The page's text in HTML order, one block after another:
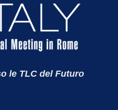
le TLC del Futuro